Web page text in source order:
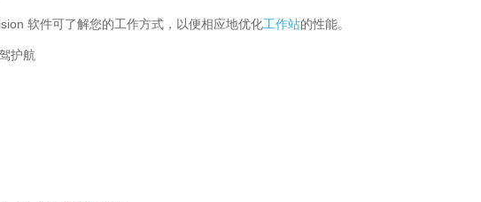
软件可了解您的工作方式，以便相应地优化工作站的性能。
护航